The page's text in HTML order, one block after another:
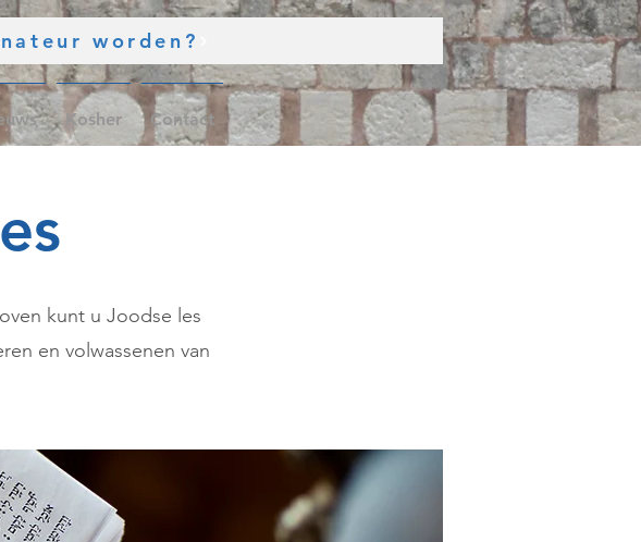
worden?
Kosher Contact
kunt u Joodse les
en volwassenen van